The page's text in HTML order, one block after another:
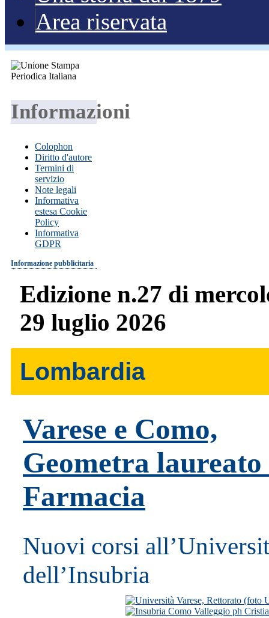
Area riservata
Informazioni
Colophon
Diritto d'autore
Termini di
servizio
Note legali
Informativa
estesa Cookie
Policy
Informativa
GDPR
Informazione pubblicitaria
Edizione n.27 di
29 luglio 2026
Lombardia
Varese e Como,
Geometra laureato
Farmacia
Nuovi corsi
dell’Insubria